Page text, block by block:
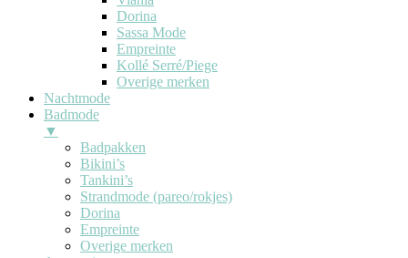
Dorina
Sassa Mode
Empreinte
Kollé Serré/Piege
Overige merken
Nachtmode
Badmode
▼
Badpakken
Bikini’s
Tankini’s
Strandmode (pareo/rokjes)
Dorina
Empreinte
Overige merken